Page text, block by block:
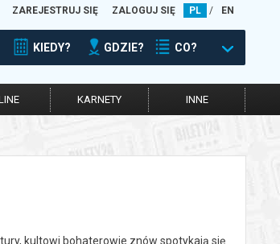
ZAREJESTRUJ SIĘ ZALOGUJ SIĘ PL / EN
KIEDY? GDZIE? CO?
KARNETY INNE
kultowi bohaterowie znów spotykają się